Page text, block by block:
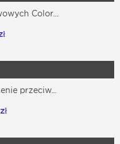
Color...
przeciw...